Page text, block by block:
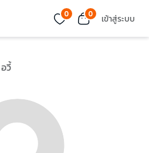
0 0 เข้าสู่ระบบ
อวี้